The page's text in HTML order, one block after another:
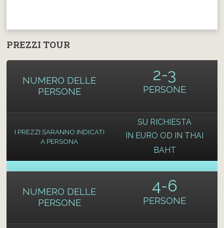
PREZZI TOUR
NUMERO DELLE
PERSONE
I PREZZI SARANNO INDICATI
A PERSONA
2-3
PERSONE
SU RICHIESTA
IN EURO OD IN THAI
BAHT
NUMERO DELLE
PERSONE
4-6
PERSONE